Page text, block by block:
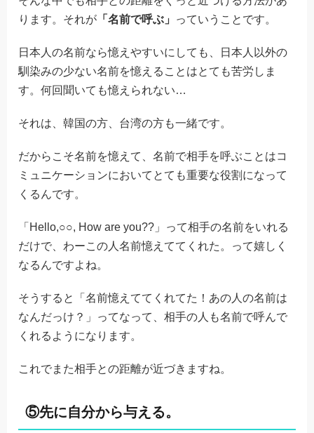
ります。それが 「名前で呼ぶ」 っていうことです。
日本人の名前なら憶えやすいにしても、日本人以外の
馴染みの少ない名前を憶えることはとても苦労しま
す。何回聞いても憶えられない…
それは、韓国の方、台湾の方も一緒です。
だからこそ名前を憶えて、名前で相手を呼ぶことはコ
ミュニケーションにおいてとても重要な役割になって
くるんです。
「Hello,○○, How are you??」って相手の名前をいれる
だけで、わーこの人名前憶えててくれた。って嬉しく
なるんですよね。
そうすると「名前憶えててくれてた！あの人の名前は
なんだっけ？」ってなって、相手の人も名前で呼んで
くれるようになります。
これでまた相手との距離が近づきますね。
⑤先に自分から与える。